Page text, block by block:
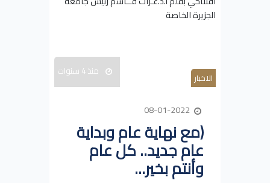
الاخبار منذ 4 سنوات
(مع نهاية عام وبداية
عام جديد.. كل عام
وأنتم بخير...